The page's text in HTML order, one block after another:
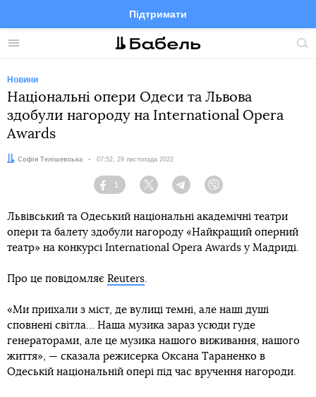
Меню
Підтримати
FacebookTelegramTwitter
Новини
Національні опери Одеси та Львова
здобули нагороду на International Opera
Awards
Автор:
Софія Телішевська Дата:
07:52, 29 листопада 2022
Facebook
1
Twitter TelegramViber
Львівський та Одеський національні академічні театри
опери та балету здобули нагороду «Найкращий оперний
театр» на конкурсі International Opera Awards у Мадриді.
Про це повідомляє Reuters.
«Ми приїхали з міст, де вулиці темні, але наші душі
сповнені світла... Наша музика зараз усюди гуде
генераторами, але це музика нашого виживання, нашого
життя», — сказала режисерка Оксана Тараненко в
Одеській національній опері під час вручення нагороди.